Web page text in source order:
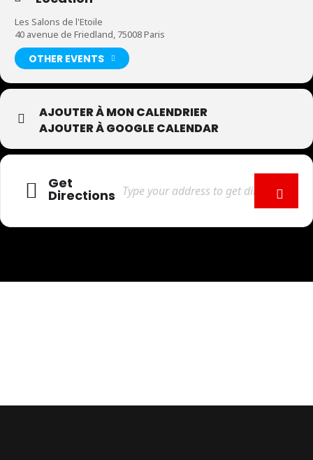
Les Salons de l'Etoile
40 avenue de Friedland, 75008 Paris
OTHER EVENTS
AJOUTER À MON CALENDRIER
AJOUTER À GOOGLE CALENDAR
Get
Directions